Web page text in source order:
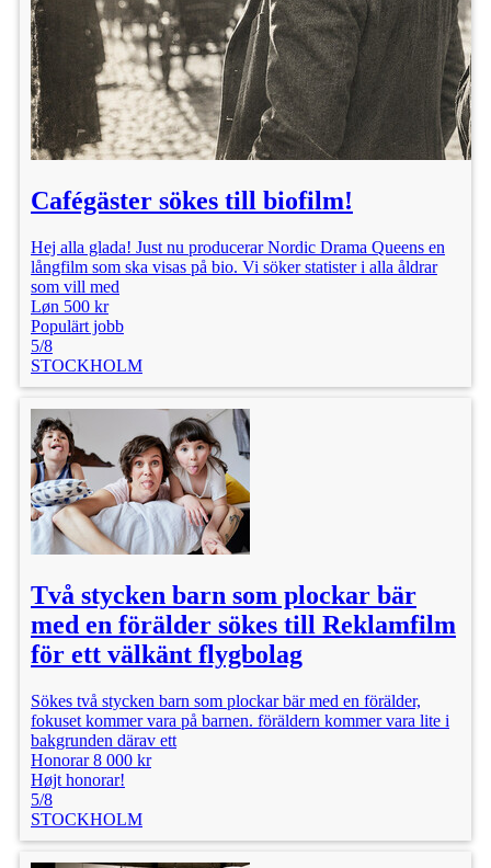
Cafégäster sökes till biofilm!
Hej alla glada! Just nu producerar Nordic Drama Queens en
långfilm som ska visas på bio. Vi söker statister i alla åldrar
som vill med
Løn 500 kr
Populärt jobb
5/8
STOCKHOLM
Två stycken barn som plockar bär
med en förälder sökes till Reklamfilm
för ett välkänt flygbolag
Sökes två stycken barn som plockar bär med en förälder,
fokuset kommer vara på barnen. föräldern kommer vara lite i
bakgrunden därav ett
Honorar 8 000 kr
Højt honorar!
5/8
STOCKHOLM